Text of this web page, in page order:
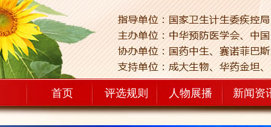
首页 评选规则 人物展播 新闻资